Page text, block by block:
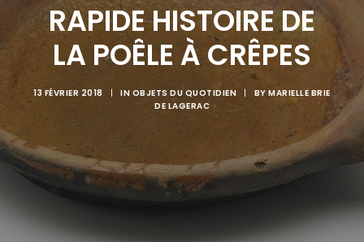
RAPIDE HISTOIRE DE
LA POÊLE À CRÊPES
13 FÉVRIER 2018 | IN OBJETS DU QUOTIDIEN | BYMARIELLE BRIE
DE LAGERAC